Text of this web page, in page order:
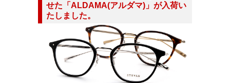
せた「ALDAMA(アルダマ)」が入荷い
たしました。